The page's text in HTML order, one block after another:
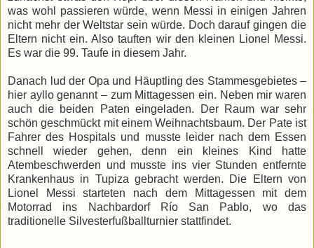
was wohl passieren würde, wenn Messi in einigen Jahren
nicht mehr der Weltstar sein würde. Doch darauf gingen die
Eltern nicht ein. Also tauften wir den kleinen Lionel Messi.
Es war die 99. Taufe in diesem Jahr.
Danach lud der Opa und Häuptling des Stammesgebietes –
hier ayllo genannt – zum Mittagessen ein. Neben mir waren
auch die beiden Paten eingeladen. Der Raum war sehr
schön geschmückt mit einem Weihnachtsbaum. Der Pate ist
Fahrer des Hospitals und musste leider nach dem Essen
schnell wieder gehen, denn ein kleines Kind hatte
Atembeschwerden und musste ins vier Stunden entfernte
Krankenhaus in Tupiza gebracht werden. Die Eltern von
Lionel Messi starteten nach dem Mittagessen mit dem
Motorrad ins Nachbardorf Río San Pablo, wo das
traditionelle Silvesterfußballturnier stattfindet.